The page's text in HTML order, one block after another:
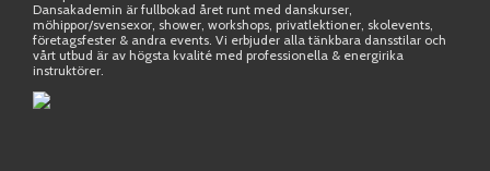
Dansakademin är fullbokad året runt med danskurser,
möhippor/svensexor, shower, workshops, privatlektioner, skolevents,
företagsfester & andra events. Vi erbjuder alla tänkbara dansstilar och
vårt utbud är av högsta kvalité med professionella & energirika
instruktörer.